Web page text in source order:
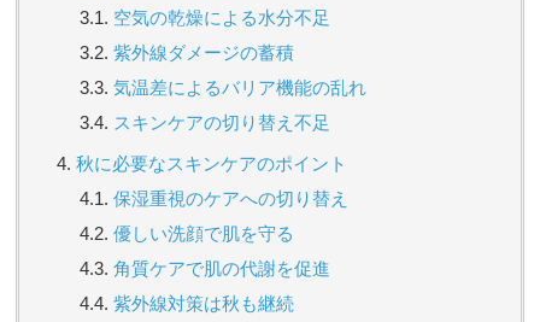
空気の乾燥による水分不足
紫外線ダメージの蓄積
気温差によるバリア機能の乱れ
スキンケアの切り替え不足
秋に必要なスキンケアのポイント
保湿重視のケアへの切り替え
優しい洗顔で肌を守る
角質ケアで肌の代謝を促進
紫外線対策は秋も継続